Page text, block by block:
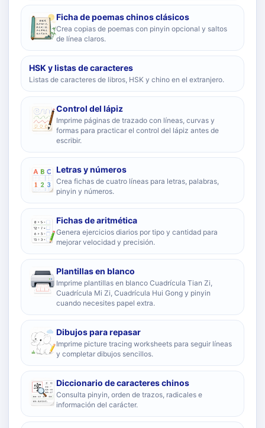
Ficha de poemas chinos clásicos
Crea copias de poemas con pinyin opcional y saltos
de línea claros.
HSK y listas de caracteres
Listas de caracteres de libros, HSK y chino en el extranjero.
Control del lápiz
Imprime páginas de trazado con líneas, curvas y
formas para practicar el control del lápiz antes de
escribir.
Letras y números
Crea fichas de cuatro líneas para letras, palabras,
pinyin y números.
Fichas de aritmética
Genera ejercicios diarios por tipo y cantidad para
mejorar velocidad y precisión.
Plantillas en blanco
Imprime plantillas en blanco Cuadrícula Tian Zi,
Cuadrícula Mi Zi, Cuadrícula Hui Gong y pinyin
cuando necesites papel extra.
Dibujos para repasar
Imprime picture tracing worksheets para seguir líneas
y completar dibujos sencillos.
Diccionario de caracteres chinos
Consulta pinyin, orden de trazos, radicales e
información del carácter.